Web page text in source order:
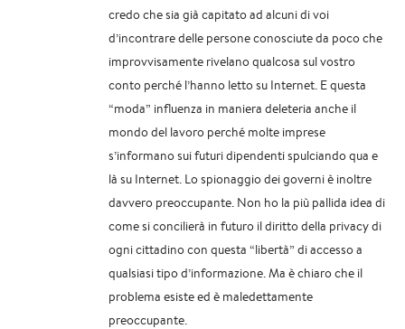
credo che sia già capitato ad alcuni di voi
d’incontrare delle persone conosciute da poco che
improvvisamente rivelano qualcosa sul vostro
conto perché l’hanno letto su Internet. E questa
“moda” influenza in maniera deleteria anche il
mondo del lavoro perché molte imprese
s’informano sui futuri dipendenti spulciando qua e
là su Internet. Lo spionaggio dei governi è inoltre
davvero preoccupante. Non ho la più pallida idea di
come si concilierà in futuro il diritto della privacy di
ogni cittadino con questa “libertà” di accesso a
qualsiasi tipo d’informazione. Ma è chiaro che il
problema esiste ed è maledettamente
preoccupante.